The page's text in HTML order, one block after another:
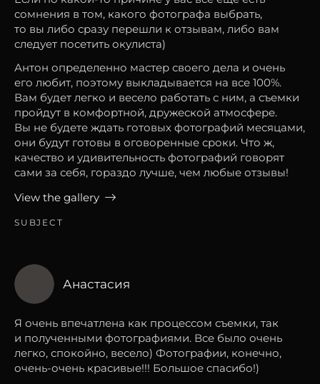
сомнения в том, какого фотографа выбрать,
то вы либо сразу перешли к отзывам, либо вам
следует посетить окулиста)
Антон определенно мастер своего дела и очень
его любит, поэтому выкладывается на все 100%.
Вам будет легко и весело работать с ним, а съемки
пройдут в комфортной, дружеской атмосфере.
Вы не будете ждать готовых фотографий месяцами,
они будут готовы в оговоренные сроки. Что ж,
качество и удивительность фотографий говорят
сами за себя, гораздо лучше, чем любые отзывы!
View the gallery
SUBJECT
Анастасия
Я очень впечатлена как процессом съемки, так
и полученными фотографиями. Все было очень
легко, спокойно, весело) Фотографии, конечно,
очень-очень красивые!!! Большое спасибо!)